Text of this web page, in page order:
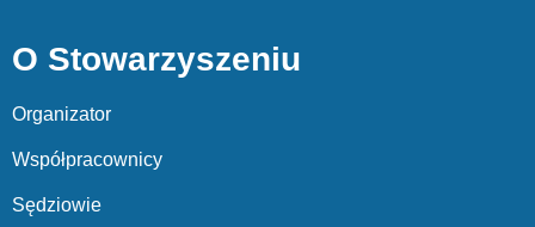
O Stowarzyszeniu
Organizator
Współpracownicy
Sędziowie